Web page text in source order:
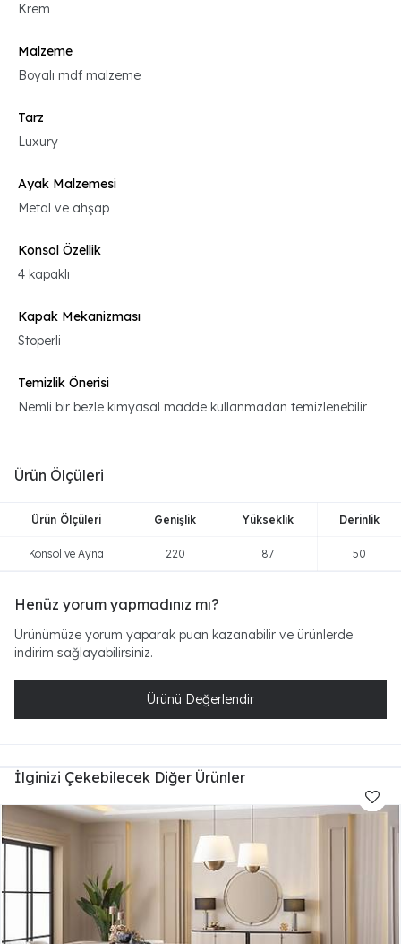
Krem
Malzeme
Boyalı mdf malzeme
Tarz
Luxury
Ayak Malzemesi
Metal ve ahşap
Konsol Özellik
4 kapaklı
Kapak Mekanizması
Stoperli
Temizlik Önerisi
Nemli bir bezle kimyasal madde kullanmadan temizlenebilir
Ürün Ölçüleri
Ürün Ölçüleri Genişlik Yükseklik Derinlik
Konsol ve Ayna 220 87 50
Henüz yorum yapmadınız mı?
Ürünümüze yorum yaparak puan kazanabilir ve ürünlerde
indirim sağlayabilirsiniz.
Ürünü Değerlendir
İlginizi Çekebilecek Diğer Ürünler